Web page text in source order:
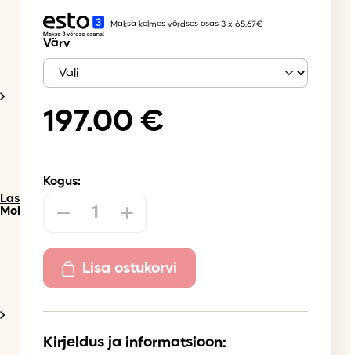
Lastetuba
Mobi
Maksa kolmes võrdses osas 3 x 65.67€
Värv
197.00 €
Kogus:
Lisa ostukorvi
Kirjeldus ja informatsioon: